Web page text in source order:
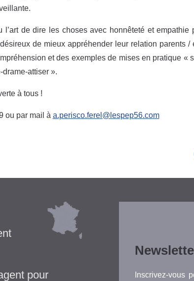
l’art de dire les choses avec honnêteté et empathie
de mieux appréhender leur relation parents
et des exemples de mises en pratique «
drame-attiser ».
à tous !
ou par mail à a.perisco.ferel@lespep56.com
pour
Inscrivez-vous